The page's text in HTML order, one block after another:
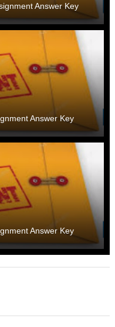
Answer Key
Answer Key
Answer Key